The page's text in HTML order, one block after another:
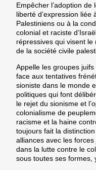
Empêcher l’adoption
liberté d’expression
Palestiniens ou à la
colonial et raciste
répressives qui visent
de la société civile
Appelle les groupes
face aux tentatives
sioniste dans le monde
politiques qui font
le rejet du sionisme et
colonialisme de
racisme et la haine
toujours fait la
alliances avec les
dans la lutte contre le
sous toutes ses formes,